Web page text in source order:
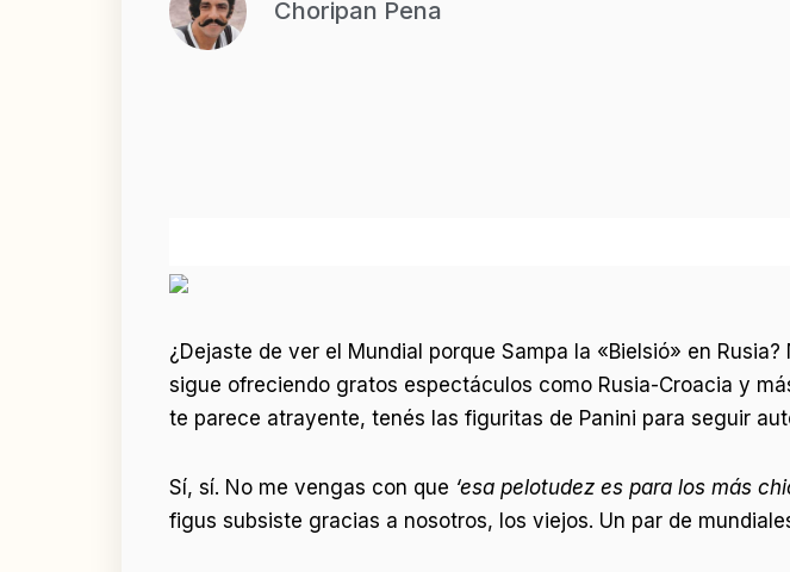
Choripan Pena
¿Dejaste de ver el Mundial porque Sampa la «Bielsió» en
sigue ofreciendo gratos espectáculos como Rusia-Croacia y
te parece atrayente, tenés las figuritas de Panini para seguir
Sí, sí. No me vengas con que ‘esa pelotudez es para los más
figus subsiste gracias a nosotros, los viejos. Un par de